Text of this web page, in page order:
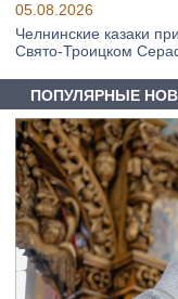
05.08.2026
Челнинские казаки
Свято‑Троицком
ПОПУЛЯРНЫЕ